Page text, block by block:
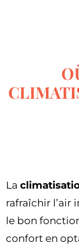
La
rafraîchir l’air
le bon
confort en